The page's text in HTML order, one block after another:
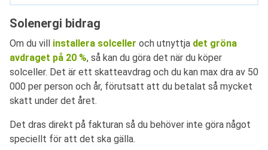
Solenergi bidrag
Om du vill installera solceller och utnyttja det gröna
avdraget på 20 %, så kan du göra det när du köper
solceller. Det är ett skatteavdrag och du kan max dra av 50
000 per person och år, förutsatt att du betalat så mycket
skatt under det året.
Det dras direkt på fakturan så du behöver inte göra något
speciellt för att det ska gälla.